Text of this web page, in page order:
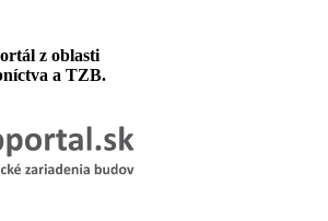
z oblasti
a TZB.